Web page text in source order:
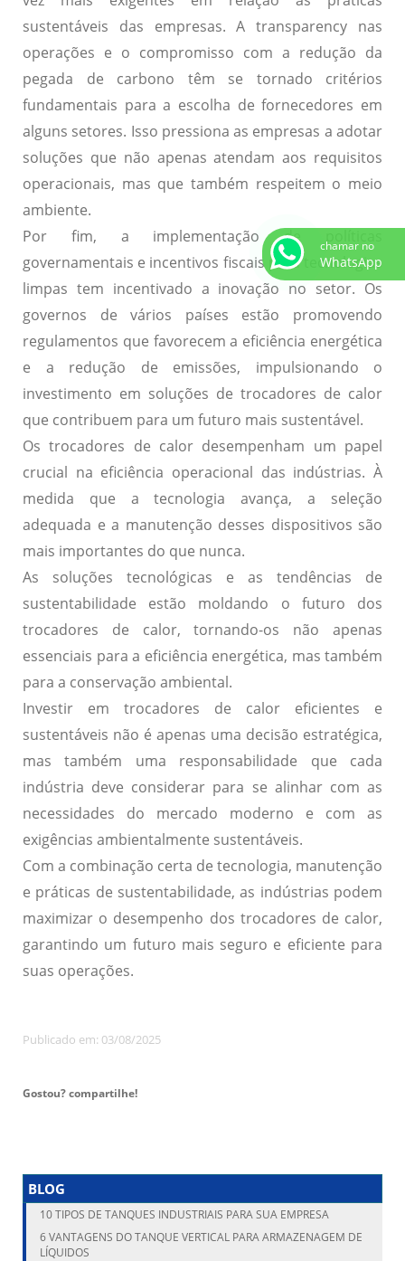
sustentáveis das empresas. Atransparency nas
operações e o compromisso com a redução da
pegada de carbono têm se tornado critérios
fundamentais para a escolha de fornecedores em
alguns setores. Isso pressiona as empresas a adotar
soluções que não apenas atendam aos requisitos
operacionais, mas que também respeitem o meio
ambiente.
Por fim, a implementação de
governamentais e incentivos fiscais para tecnologias
limpas tem incentivado a inovação no setor. Os
governos de vários países estão promovendo
regulamentos que favorecem a eficiência energética
e a redução de emissões, impulsionando o
investimento em soluções de trocadores de calor
que contribuem para um futuro mais sustentável.
Os trocadores de calor desempenham um papel
crucial na eficiência operacional das indústrias. À
medida que a tecnologia avança, a seleção
adequada e a manutenção desses dispositivos são
mais importantes do que nunca.
As soluções tecnológicas e as tendências de
sustentabilidade estão moldando o futuro dos
trocadores de calor, tornando-os não apenas
essenciais para a eficiência energética, mas também
para a conservação ambiental.
Investir em trocadores de calor eficientes e
sustentáveis não é apenas uma decisão estratégica,
mas também uma responsabilidade que cada
indústria deve considerar para se alinhar com as
necessidades do mercado moderno e com as
exigências ambientalmente sustentáveis.
Com a combinação certa de tecnologia, manutenção
e práticas de sustentabilidade, as indústrias podem
maximizar o desempenho dos trocadores de calor,
garantindo um futuro mais seguro e eficiente para
suas operações.
Publicado em: 03/08/2025
Gostou? compartilhe!
BLOG
10 TIPOS DE TANQUES INDUSTRIAIS PARA SUA EMPRESA
6 VANTAGENS DO TANQUE VERTICAL PARA ARMAZENAGEM DE
LÍQUIDOS
chamar no
WhatsApp